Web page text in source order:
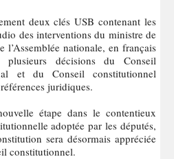
deux clés USB contenant les
des interventions du ministre de
l’Assemblée nationale, en français
décisions du Conseil
et du Conseil constitutionnel
juridiques.
étape dans le contentieux
adoptée par les députés,
sera désormais appréciée
constitutionnel.